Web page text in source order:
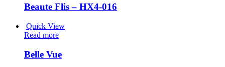
Beaute Flis – HX4-016
Quick View
Read more
Belle Vue